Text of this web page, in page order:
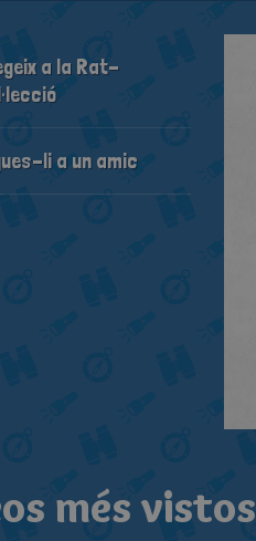
a la Rat-
li a un amic
més vistos